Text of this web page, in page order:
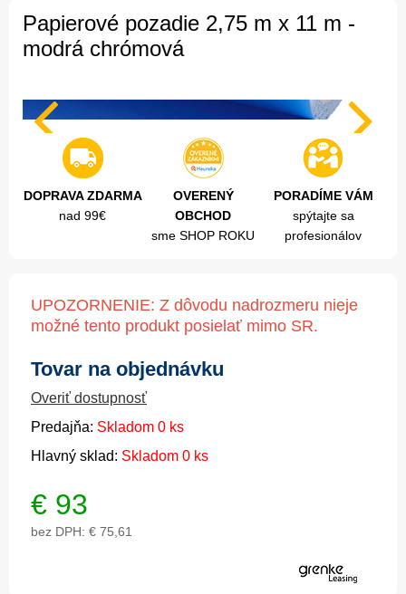
Papierové pozadie 2,75 m x 11 m -
modrá chrómová
DOPRAVA ZDARMA
nad 99€
OVERENÝ
OBCHOD
sme SHOP ROKU
PORADÍME VÁM
spýtajte sa
profesionálov
UPOZORNENIE: Z dôvodu nadrozmeru nieje
možné tento produkt posielať mimo SR.
Tovar na objednávku
Overiť dostupnosť
Predajňa: Skladom 0 ks
Hlavný sklad: Skladom 0 ks
€ 93
bez DPH: € 75,61